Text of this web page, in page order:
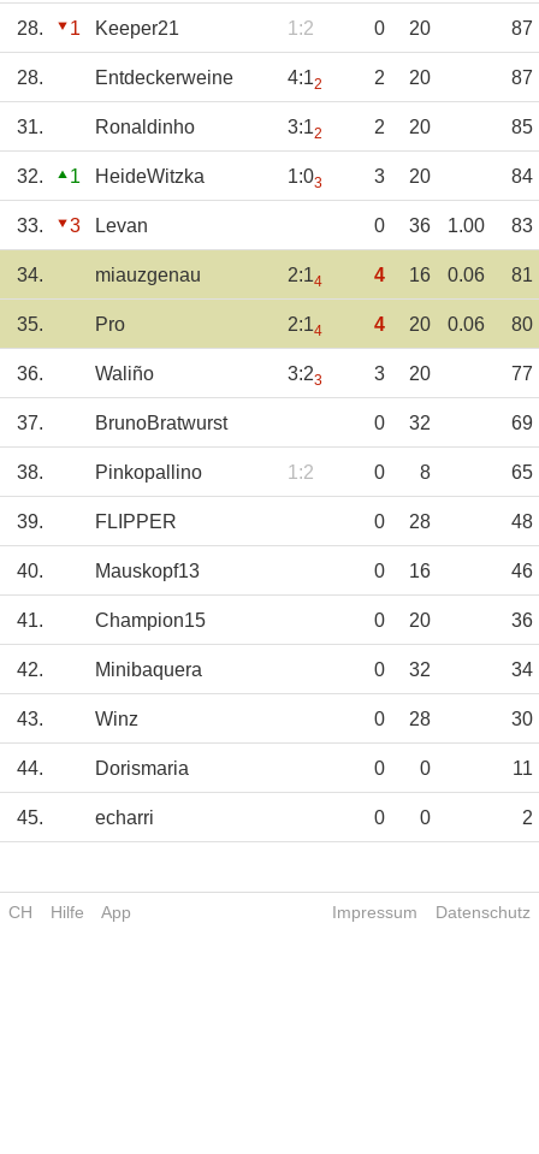
28. 1 Keeper21 1:2 0 20 87
28. Entdeckerweine 4:12 2 20 87
31. Ronaldinho 3:12 2 20 85
32. 1 HeideWitzka 1:03 3 20 84
33. 3 Levan 0 36 1.00 83
34. miauzgenau 2:14 4 16 0.06 81
35. Pro 2:14 4 20 0.06 80
36. Waliño 3:23 3 20 77
37. BrunoBratwurst 0 32 69
38. Pinkopallino 1:2 0 8 65
39. FLIPPER 0 28 48
40. Mauskopf13 0 16 46
41. Champion15 0 20 36
42. Minibaquera 0 32 34
43. Winz 0 28 30
44. Dorismaria 0 0 11
45. echarri 0 0 2
CH Hilfe App Impressum Datenschutz